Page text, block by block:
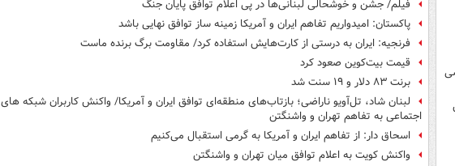
فیلم/ جشن و خوشحالی لبنانی‌ها در پی اعلام توافق پایان جنگ
پاکستان: امیدواریم تفاهم ایران و آمریکا زمینه ساز توافق نهایی باشد
فرنجیه: ایران به درستی از کارت‌هایش استفاده کرد/ مقاومت برگ برنده ماست
قیمت بیت‌کوین صعود کرد
برنت ۸۳ دلار و ۱۹ سنت شد
لبنان شاد، تل‌آویو ناراضی؛ بازتاب‌های منطقه‌ای توافق ایران و آمریکا/ واکنش کاربران شبکه های
اجتماعی به تفاهم تهران و واشنگتن
اسحاق دار: از تفاهم ایران و آمریکا به گرمی استقبال می‌کنیم
واکنش کویت به اعلام توافق میان تهران و واشنگتن